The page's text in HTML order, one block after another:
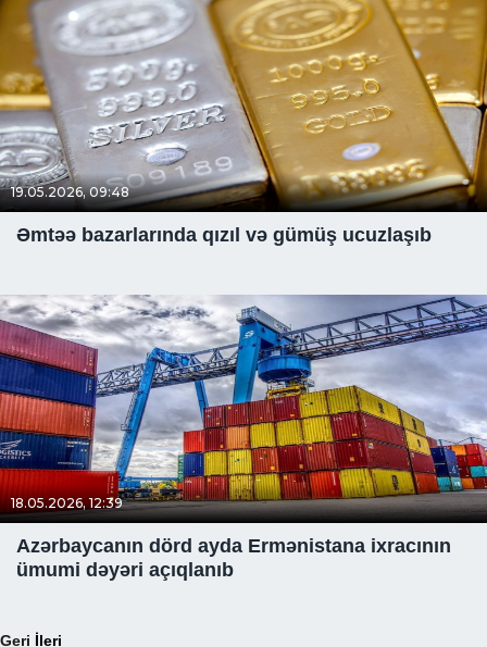
19.05.2026, 09:48
Əmtəə bazarlarında qızıl və gümüş ucuzlaşıb
18.05.2026, 12:39
Azərbaycanın dörd ayda Ermənistana ixracının
ümumi dəyəri açıqlanıb
Geri İleri